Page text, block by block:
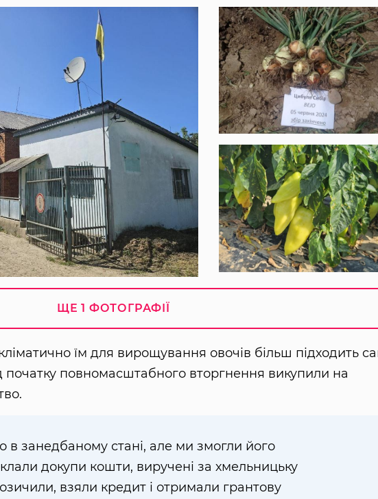
ЩЕ 1 ФОТОГРАФІЇ
їм для вирощування овочів більш підходить
початку повномасштабного вторгнення викупили на
в занедбаному стані, але ми змогли його
докупи кошти, виручені за хмельницьку
взяли кредит і отримали грантову